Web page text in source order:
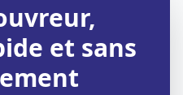
et sans